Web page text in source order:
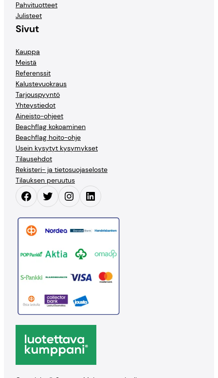
Pahvituotteet
Julisteet
Sivut
Kauppa
Meistä
Referenssit
Kalustevuokraus
Tarjouspyyntö
Yhteystiedot
Aineisto-ohjeet
Beachflag kokoaminen
Beachflag hoito-ohje
Usein kysytyt kysymykset
Tilausehdot
Rekisteri- ja tietosuojaseloste
Tilauksen peruutus
Facebook Twitter Instagram LinkedIn